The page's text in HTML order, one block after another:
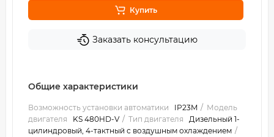
Купить
Заказать консультацию
Общие характеристики
Возможность установки автоматики IP23M
Модель
двигателя
KS 480HD-V Тип двигателя
Дизельный 1-
цилиндровый, 4-тактный с воздушным охлаждением